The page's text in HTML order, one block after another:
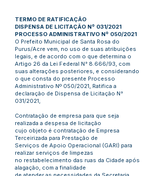
TERMO DE RATIFICAÇÃO
DISPENSA DE LICITAÇÃO Nº 031/2021
PROCESSO ADMINISTRATIVO Nº 050/2021
O Prefeito Municipal de Santa Rosa do
Purus/Acre vem, no uso de suas atribuições
legais, e de acordo com o que determina o
Artigo 26 da Lei Federal N° 8.666/93, com
suas alterações posteriores, e considerando
o que consta do presente Processo
Administrativo Nº 050/2021, Ratifica a
declaração de Dispensa de Licitação N°
031/2021,
Contratação de empresa para que seja
realizada a despesa de licitação
cujo objeto é contratação de Empresa
Terceirizada para Prestação de
Serviços de Apoio Operacional (GARI) para
realizar serviços de limpezas
no restabelecimento das ruas da Cidade após
alagação, com a finalidade